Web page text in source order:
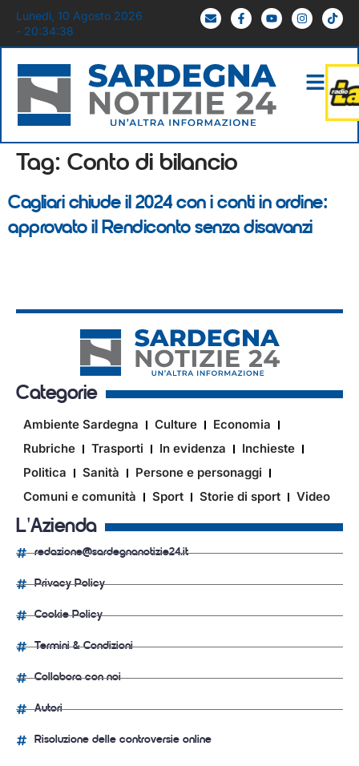
Lunedì, 10 Agosto 2026
- 20:34:38
Tag: Conto di bilancio
Cagliari chiude il 2024 con i conti in ordine:
approvato il Rendiconto senza disavanzi
Categorie
Ambiente Sardegna Culture
Economia
Rubriche
Trasporti In evidenza
Inchieste
Politica
Sanità
Persone e personaggi
Comuni e comunità
Sport Storie di sport Video
L'Azienda
redazione@sardegnanotizie24.it
Privacy Policy
Cookie Policy
Termini & Condizioni
Collabora con noi
Autori
Risoluzione delle controversie online